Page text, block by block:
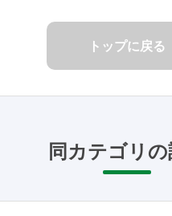
トップに戻る
同カテゴリ